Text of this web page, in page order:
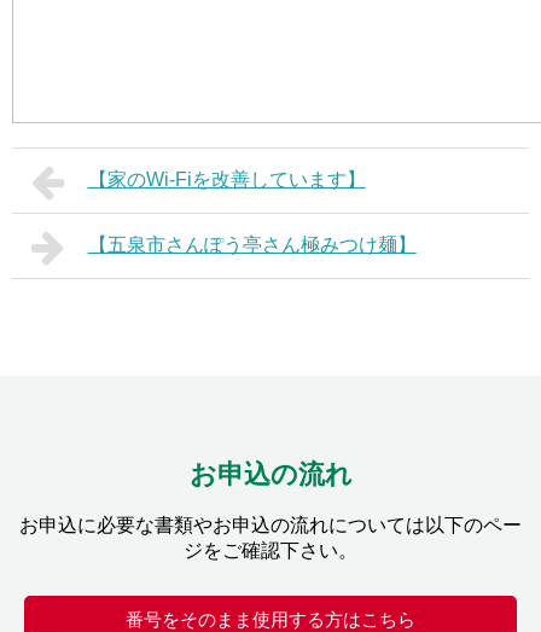
【家のWi-Fiを改善しています】
【五泉市さんぽう亭さん極みつけ麺】
お申込の流れ
お申込に必要な書類やお申込の流れについては以下のペー
ジをご確認下さい。
番号をそのまま使用する方はこちら